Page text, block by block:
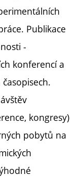
Publikace
-
konferencí a
kongresy)
pobytů na